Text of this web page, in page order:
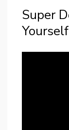
Super
Yourself